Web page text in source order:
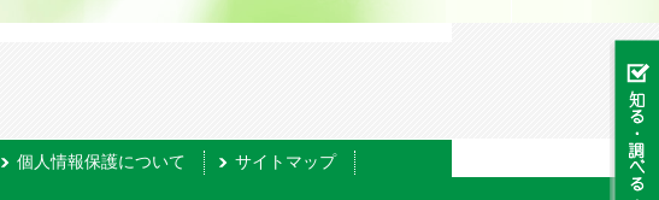
個人情報保護について サイトマップ